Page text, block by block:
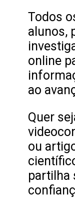
Todos
alunos,
online
ao
Quer
ou
partilha